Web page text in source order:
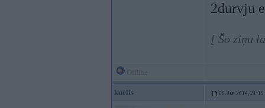
2durvju
[ Šo ziņu
kurlis 06. Jan 2014, 21:19